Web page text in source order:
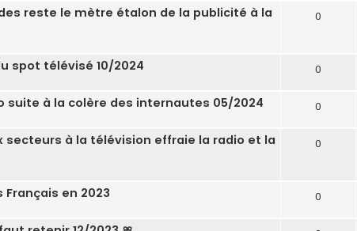
reste le mètre étalon de la publicité à la
0
spot télévisé 10/2024 0
suite à la colère des internautes 05/2024 0
secteurs à la télévision effraie la radio et la
0
Français en 2023 0